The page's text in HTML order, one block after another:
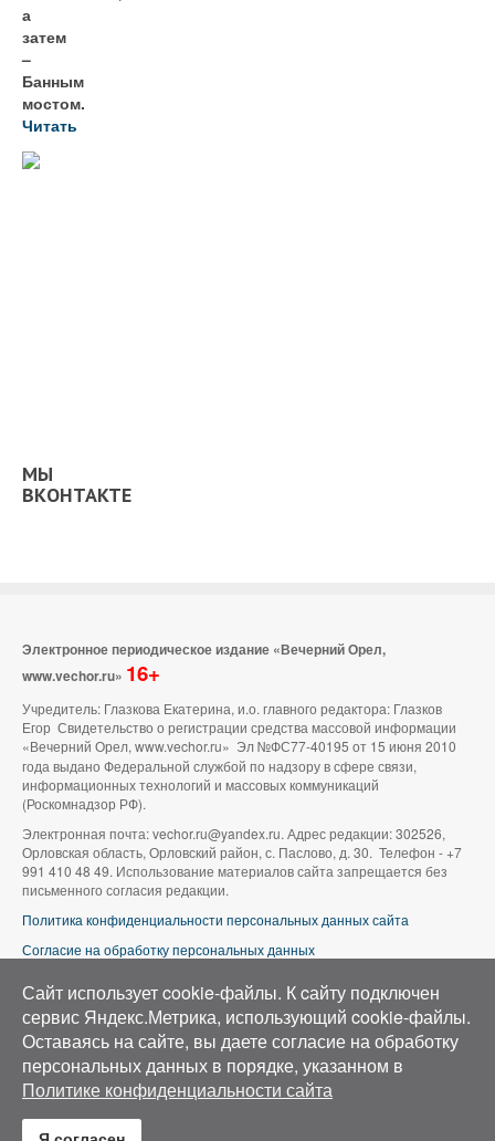
а
затем
–
Банным
мостом.
Читать
МЫ
ВКОНТАКТЕ
Электронное периодическое издание «Вечерний Орел,
www.vechor.ru» 16+
Учредитель: Глазкова Екатерина, и.о. главного редактора: Глазков
Егор Свидетельство о регистрации средства массовой информации
«Вечерний Орел, www.vechor.ru» Эл №ФС77-40195 от 15 июня 2010
года выдано Федеральной службой по надзору в сфере связи,
информационных технологий и массовых коммуникаций
(Роскомнадзор РФ).
Электронная почта: vechor.ru@yandex.ru. Адрес редакции: 302526,
Орловская область, Орловский район, с. Паслово, д. 30. Телефон - +7
991 410 48 49. Использование материалов сайта запрещается без
письменного согласия редакции.
Политика конфиденциальности персональных данных сайта
Согласие на обработку персональных данных
Аэросъемка в Орле»
Сайт использует cookie-файлы. К cайту подключен
сервис Яндекс.Метрика, использующий cookie-файлы.
Оставаясь на сайте, вы даете согласие на обработку
персональных данных в порядке, указанном в
Политике конфиденциальности сайта